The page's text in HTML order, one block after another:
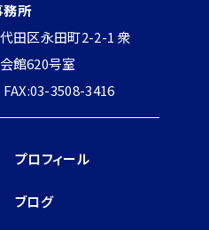
務所
田区永田町2-2-1 衆
館620号室
3508-3416
プロフィール
ブログ